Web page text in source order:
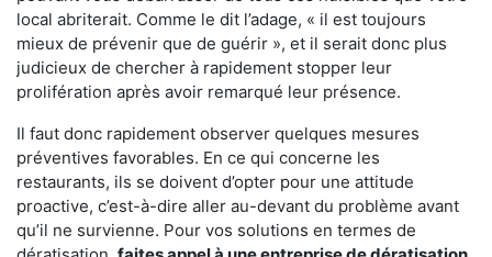
local abriterait. Comme le dit l’adage, « il est toujours
mieux de prévenir que de guérir », et il serait donc plus
judicieux de chercher à rapidement stopper leur
prolifération après avoir remarqué leur présence.
Il faut donc rapidement observer quelques mesures
préventives favorables. En ce qui concerne les
restaurants, ils se doivent d’opter pour une attitude
proactive, c’est-à-dire aller au-devant du problème avant
qu’il ne survienne. Pour vos solutions en termes de